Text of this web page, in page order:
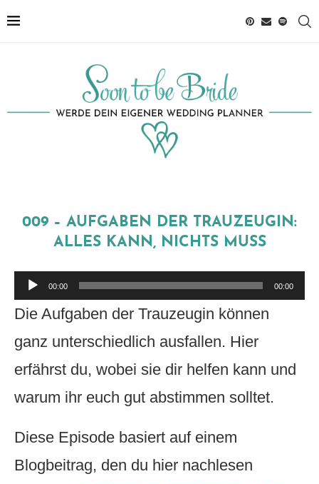
009 – AUFGABEN DER TRAUZEUGIN:
ALLES KANN, NICHTS MUSS
Audio-
Player
00:00 00:00
Die Aufgaben der Trauzeugin können
ganz unterschiedlich ausfallen. Hier
erfährst du, wobei sie dir helfen kann und
warum ihr euch gut abstimmen solltet.
Diese Episode basiert auf einem
Blogbeitrag, den du hier nachlesen